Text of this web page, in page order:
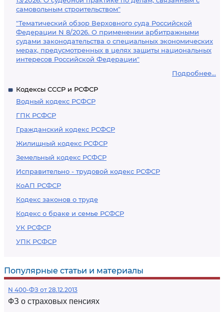
самовольным строительством"
"Тематический обзор Верховного суда Российской
Федерации N 8/2026. О применении арбитражными
судами законодательства о специальных экономических
мерах, предусмотренных в целях защиты национальных
интересов Российской Федерации"
Подробнее...
Кодексы СССР и РСФСР
Водный кодекс РСФСР
ГПК РСФСР
Гражданский кодекс РСФСР
Жилищный кодекс РСФСР
Земельный кодекс РСФСР
Исправительно - трудовой кодекс РСФСР
КоАП РСФСР
Кодекс законов о труде
Кодекс о браке и семье РСФСР
УК РСФСР
УПК РСФСР
Популярные статьи и материалы
N 400-ФЗ от 28.12.2013
ФЗ о страховых пенсиях